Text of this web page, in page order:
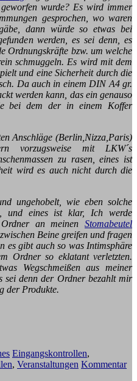
wurde? Es wird immer
gesprochen, wo waren
dann würde so etwas bei
werden, es sei denn, es
Ordnungskräfte bzw. um welche
schmuggeln. Es wird mit dem
und eine Sicherheit durch die
Da auch in einem DIN A4 gr.
werden kann, das ein genauso
bei dem der in einem Koffer
Anschläge (Berlin,Nizza,Paris)
vorzugsweise mit LKW´s
zu rasen, eines ist
wird es auch nicht durch die
ungehobelt, wie eben solche
und eines ist klar, Ich werde
an meinen Stomabeutel
Beine greifen und fragen
es gibt auch so was Intimsphäre
Ordner so eklatant verletzten.
Wegschmeißen aus meiner
sei denn der Ordner bezahlt mir
der Produkte.
Eingangskontrollen,
, Veranstaltungen Kommentar